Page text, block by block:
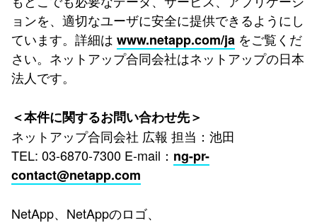
ョンを、適切なユーザに安全に提供できるようにし
ています。詳細は www.netapp.com/ja をご覧くだ
さい。ネットアップ合同会社はネットアップの日本
法人です。
＜本件に関するお問い合わせ先＞
ネットアップ合同会社 広報 担当：池田
TEL: 03-6870-7300 E-mail： ng-pr-
contact@netapp.com
NetApp、NetAppのロゴ、